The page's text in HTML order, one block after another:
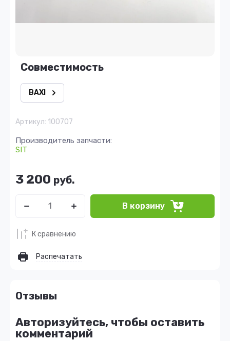
Совместимость
BAXI
Артикул: 100707
Производитель запчасти:
SIT
3 200 руб.
В корзину
К сравнению
Распечатать
Отзывы
Авторизуйтесь, чтобы оставить
комментарий